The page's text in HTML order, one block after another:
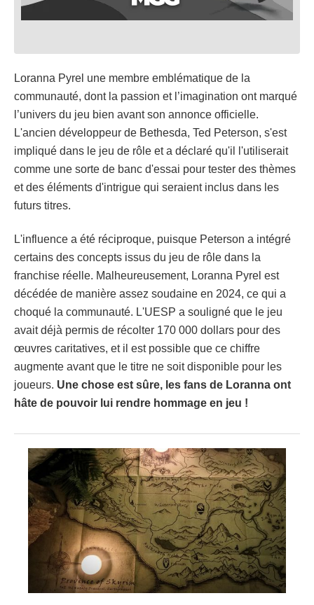
Loranna Pyrel une membre emblématique de la
communauté, dont la passion et l’imagination ont marqué
l’univers du jeu bien avant son annonce officielle.
L'ancien développeur de Bethesda, Ted Peterson, s'est
impliqué dans le jeu de rôle et a déclaré qu'il l'utiliserait
comme une sorte de banc d'essai pour tester des thèmes
et des éléments d'intrigue qui seraient inclus dans les
futurs titres.
L'influence a été réciproque, puisque Peterson a intégré
certains des concepts issus du jeu de rôle dans la
franchise réelle. Malheureusement, Loranna Pyrel est
décédée de manière assez soudaine en 2024, ce qui a
choqué la communauté. L'UESP a souligné que le jeu
avait déjà permis de récolter 170 000 dollars pour des
œuvres caritatives, et il est possible que ce chiffre
augmente avant que le titre ne soit disponible pour les
joueurs. Une chose est sûre, les fans de Loranna ont
hâte de pouvoir lui rendre hommage en jeu !